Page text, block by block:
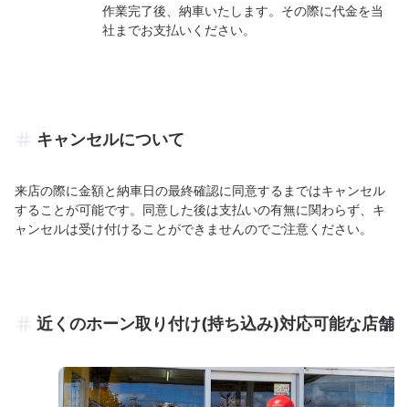
作業完了後、納車いたします。その際に代金を当
社までお支払いください。
キャンセルについて
来店の際に金額と納車日の最終確認に同意するまではキャンセル
することが可能です。同意した後は支払いの有無に関わらず、キ
ャンセルは受け付けることができませんのでご注意ください。
近くのホーン取り付け(持ち込み)対応可能な店舗